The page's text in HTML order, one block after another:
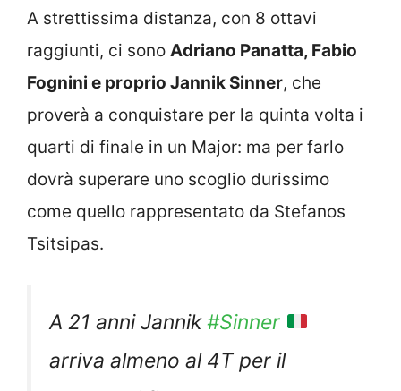
A strettissima distanza, con 8 ottavi
raggiunti, ci sono Adriano Panatta, Fabio
Fognini e proprio Jannik Sinner, che
proverà a conquistare per la quinta volta i
quarti di finale in un Major: ma per farlo
dovrà superare uno scoglio durissimo
come quello rappresentato da Stefanos
Tsitsipas.
A 21 anni Jannik#Sinner
arriva almeno al 4T per il